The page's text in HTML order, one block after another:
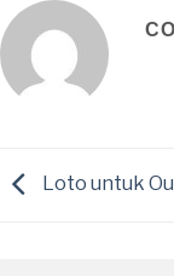
Loto untuk